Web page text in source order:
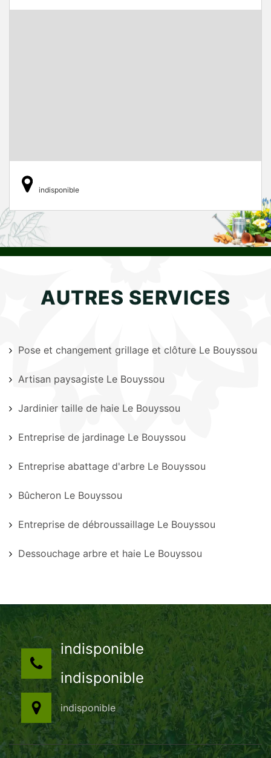
indisponible
AUTRES SERVICES
Pose et changement grillage et clôture Le Bouyssou
Artisan paysagiste Le Bouyssou
Jardinier taille de haie Le Bouyssou
Entreprise de jardinage Le Bouyssou
Entreprise abattage d'arbre Le Bouyssou
Bûcheron Le Bouyssou
Entreprise de débroussaillage Le Bouyssou
Dessouchage arbre et haie Le Bouyssou
indisponible
indisponible
indisponible